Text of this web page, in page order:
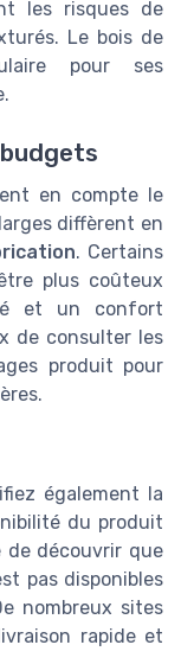
les risques de
Le bois de
pour ses
en compte le
diffèrent en
. Certains
plus coûteux
et un confort
de consulter les
produit pour
également la
du produit
découvrir que
pas disponibles
nombreux sites
rapide et